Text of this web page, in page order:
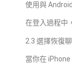
使用與
在登入過程中
2.3 選擇恢復
當你在